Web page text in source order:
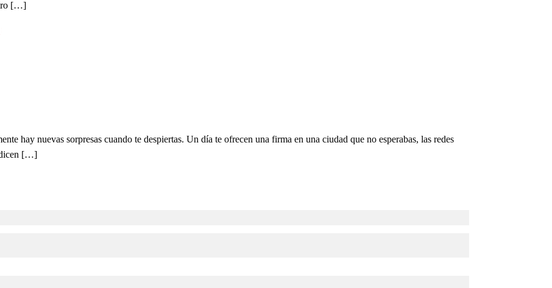
[…]
hay nuevas sorpresas cuando te despiertas. Un día te ofrecen una firma en una ciudad que no esperabas, las redes
dicen […]